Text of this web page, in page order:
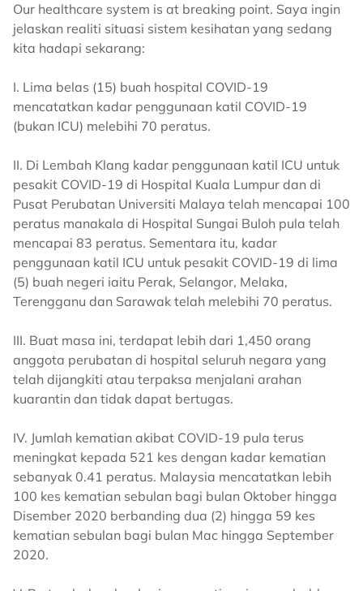
Our healthcare system is at breaking point. Saya ingin
jelaskan realiti situasi sistem kesihatan yang sedang
kita hadapi sekarang:
I. Lima belas (15) buah hospital COVID-19
mencatatkan kadar penggunaan katil COVID-19
(bukan ICU) melebihi 70 peratus.
II. Di Lembah Klang kadar penggunaan katil ICU untuk
pesakit COVID-19 di Hospital Kuala Lumpur dan di
Pusat Perubatan Universiti Malaya telah mencapai 100
peratus manakala di Hospital Sungai Buloh pula telah
mencapai 83 peratus. Sementara itu, kadar
penggunaan katil ICU untuk pesakit COVID-19 di lima
(5) buah negeri iaitu Perak, Selangor, Melaka,
Terengganu dan Sarawak telah melebihi 70 peratus.
III. Buat masa ini, terdapat lebih dari 1,450 orang
anggota perubatan di hospital seluruh negara yang
telah dijangkiti atau terpaksa menjalani arahan
kuarantin dan tidak dapat bertugas.
IV. Jumlah kematian akibat COVID-19 pula terus
meningkat kepada 521 kes dengan kadar kematian
sebanyak 0.41 peratus. Malaysia mencatatkan lebih
100 kes kematian sebulan bagi bulan Oktober hingga
Disember 2020 berbanding dua (2) hingga 59 kes
kematian sebulan bagi bulan Mac hingga September
2020.